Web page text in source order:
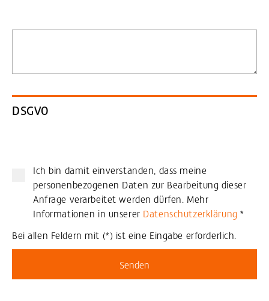
DSGVO
Ich bin damit einverstanden, dass meine
personenbezogenen Daten zur Bearbeitung dieser
Anfrage verarbeitet werden dürfen. Mehr
Informationen in unserer Datenschutzerklärung *
Bei allen Feldern mit (*) ist eine Eingabe erforderlich.
Senden